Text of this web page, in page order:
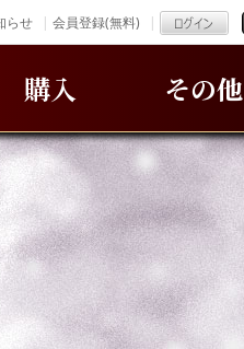
らせ 会員登録(無料)
購入 その他